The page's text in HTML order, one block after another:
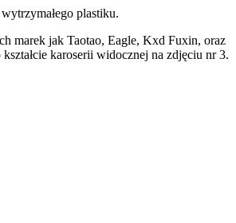
plastiku.
marek jak Taotao, Eagle, Kxd Fuxin, oraz
karoserii widocznej na zdjęciu nr 3.